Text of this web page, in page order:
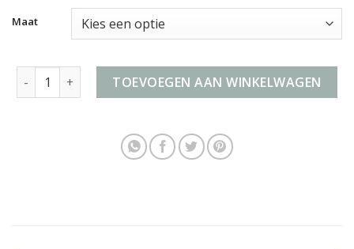
Maat
eastpak handbagage koffer aantal
TOEVOEGEN AAN WINKELWAGEN